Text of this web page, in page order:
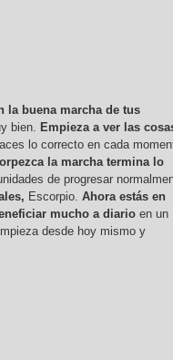
la buena marcha de tus
bien. Empieza a ver las
lo correcto en cada
la marcha termina lo
de progresar
Escorpio. Ahora estás en
mucho a diario en un
desde hoy mismo y